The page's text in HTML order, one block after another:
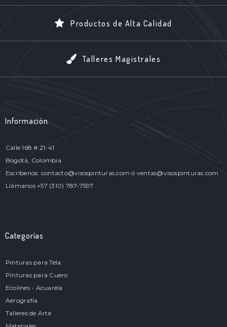
Productos de Alta Calidad
Talleres Magistrales
Información
Calle 168 # 21-41
Bogotá, Colombia
Escríbenos: contacto@visospinturas.com ó ventas@visospinturas.com
Llámanos +57 (310) 787-7597
Categorías
Pinturas para Tela
Pinturas para Cuero
Ecolines - Acuarela
Aerografía
Talleres de Arte